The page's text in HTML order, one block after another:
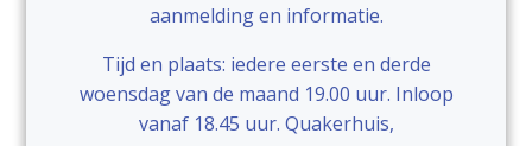
aanmelding en informatie.
Tijd en plaats: iedere eerste en derde
woensdag van de maand 19.00 uur. Inloop
vanaf 18.45 uur. Quakerhuis,